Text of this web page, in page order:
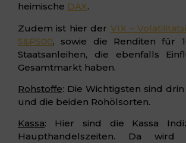
heimische DAX.
Zudem ist hier der VIX –
S&P500, sowie die Renditen für
Staatsanleihen, die ebenfalls
Gesamtmarkt haben.
Rohstoffe: Die Wichtigsten sind drin
und die beiden Rohölsorten.
Kassa: Hier sind die Kassa
Haupthandelszeiten. Da wird